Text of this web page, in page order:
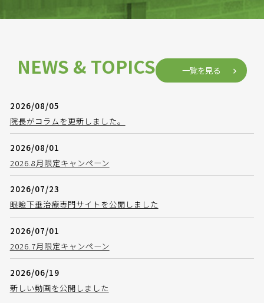
NEWS & TOPICS 一覧を見る
2026/08/05
院長がコラムを更新しました。
2026/08/01
2026.8月限定キャンペーン
2026/07/23
眼瞼下垂治療専門サイトを公開しました
2026/07/01
2026.7月限定キャンペーン
2026/06/19
新しい動画を公開しました